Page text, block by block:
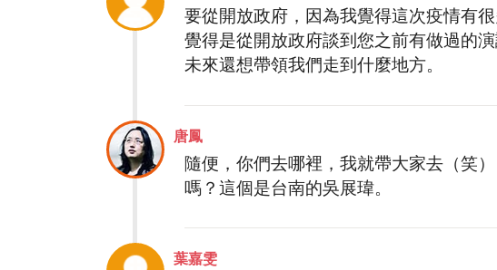
要從開放政府，因為我覺得這次疫情有
覺得是從開放政府談到您之前有做過的
未來還想帶領我們走到什麼地方。
唐鳳
隨便，你們去哪裡，我就帶大家去（笑
嗎？這個是台南的吳展瑋。
葉嘉雯